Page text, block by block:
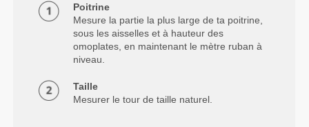
Poitrine
Mesure la partie la plus large de ta poitrine,
sous les aisselles et à hauteur des
omoplates, en maintenant le mètre ruban à
niveau.
Taille
Mesurer le tour de taille naturel.